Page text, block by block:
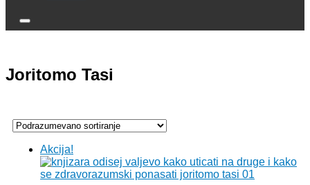
Joritomo Tasi
Akcija!